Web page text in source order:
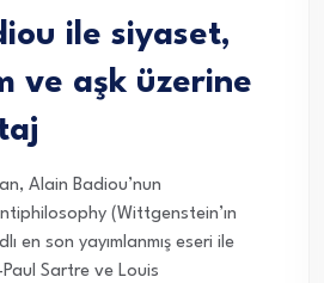
ile siyaset,
ve aşk üzerine
Alain Badiou’nun
(Wittgenstein’ın
en son yayımlanmış eseri ile
Sartre ve Louis